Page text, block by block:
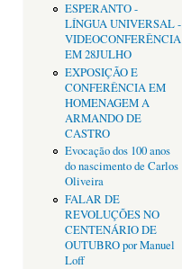
ESPERANTO -
LÍNGUA UNIVERSAL -
VIDEOCONFERÊNCIA
EM 28JULHO
EXPOSIÇÃO E
CONFERÊNCIA EM
HOMENAGEM A
ARMANDO DE
CASTRO
Evocação dos 100 anos
do nascimento de Carlos
Oliveira
FALAR DE
REVOLUÇÕES NO
CENTENÁRIO DE
OUTUBRO por Manuel
Loff